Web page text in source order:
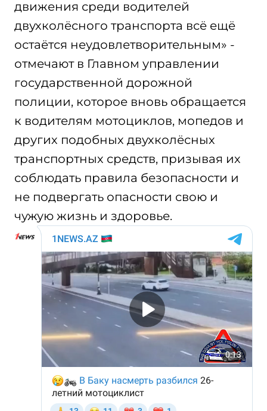
движения среди водителей
двухколёсного транспорта всё ещё
остаётся неудовлетворительным» -
отмечают в Главном управлении
государственной дорожной
полиции, которое вновь обращается
к водителям мотоциклов, мопедов и
других подобных двухколёсных
транспортных средств, призывая их
соблюдать правила безопасности и
не подвергать опасности свою и
чужую жизнь и здоровье.